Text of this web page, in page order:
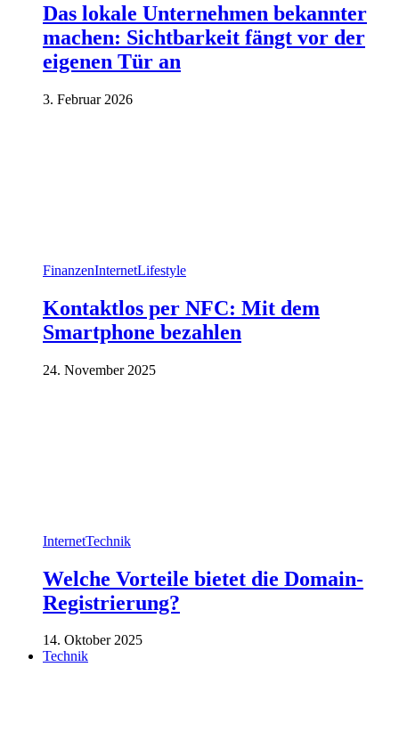
Das lokale Unternehmen bekannter
machen: Sichtbarkeit fängt vor der
eigenen Tür an
3. Februar 2026
FinanzenInternetLifestyle
Kontaktlos per NFC: Mit dem
Smartphone bezahlen
24. November 2025
InternetTechnik
Welche Vorteile bietet die Domain-
Registrierung?
14. Oktober 2025
Technik